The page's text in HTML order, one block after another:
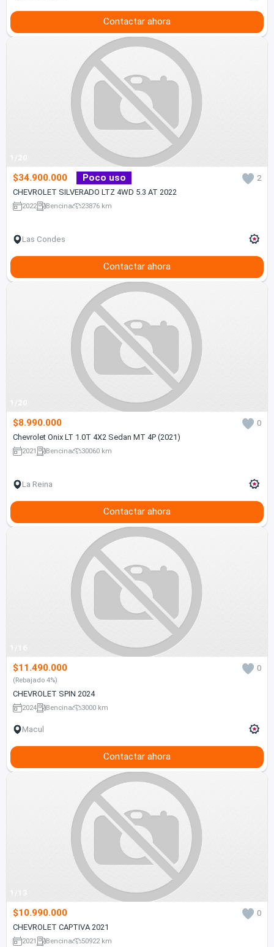
Contactar ahora
1/20
$34.900.000 Poco uso
2
CHEVROLET SILVERADO LTZ 4WD 5.3 AT 2022
2022 Bencina 23876 km
Las Condes
Contactar ahora
1/20
$8.990.000
0
Chevrolet Onix LT 1.0T 4X2 Sedan MT 4P (2021)
2021 Bencina 30060 km
La Reina
Contactar ahora
1/16
$11.490.000 0
(Rebajado 4%)
CHEVROLET SPIN 2024
2024 Bencina 3000 km
Macul
Contactar ahora
1/13
$10.990.000
0
CHEVROLET CAPTIVA 2021
2021 Bencina 50922 km